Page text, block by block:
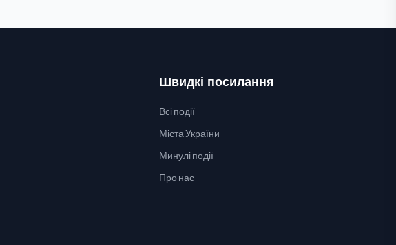
Швидкі посилання
Всі події
Міста України
Минулі події
Про нас